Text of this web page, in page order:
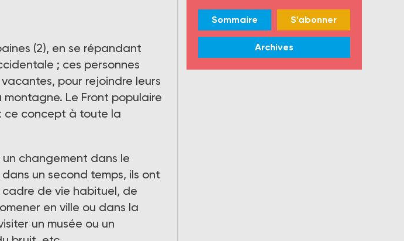
(2), en se répandant
; ces personnes
pour rejoindre leurs
Le Front populaire
ce concept à toute la
changement dans le
un second temps, ils ont
cadre de vie habituel, de
en ville ou dans la
un musée ou un
Sommaire S'abonner
Archives